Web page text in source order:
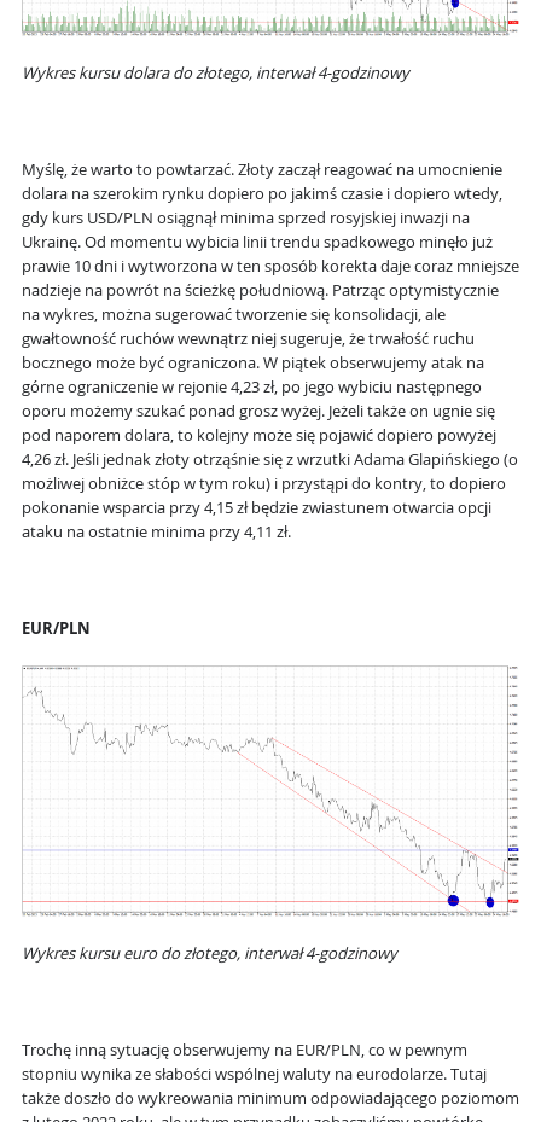
Wykres kursu dolara do złotego, interwał 4-godzinowy
Myślę, że warto to powtarzać. Złoty zaczął reagować na umocnienie
dolara na szerokim rynku dopiero po jakimś czasie i dopiero wtedy,
gdy kurs USD/PLN osiągnął minima sprzed rosyjskiej inwazji na
Ukrainę. Od momentu wybicia linii trendu spadkowego minęło już
prawie 10 dni i wytworzona w ten sposób korekta daje coraz mniejsze
nadzieje na powrót na ścieżkę południową. Patrząc optymistycznie
na wykres, można sugerować tworzenie się konsolidacji, ale
gwałtowność ruchów wewnątrz niej sugeruje, że trwałość ruchu
bocznego może być ograniczona. W piątek obserwujemy atak na
górne ograniczenie w rejonie 4,23 zł, po jego wybiciu następnego
oporu możemy szukać ponad grosz wyżej. Jeżeli także on ugnie się
pod naporem dolara, to kolejny może się pojawić dopiero powyżej
4,26 zł. Jeśli jednak złoty otrząśnie się z wrzutki Adama Glapińskiego (o
możliwej obniżce stóp w tym roku) i przystąpi do kontry, to dopiero
pokonanie wsparcia przy 4,15 zł będzie zwiastunem otwarcia opcji
ataku na ostatnie minima przy 4,11 zł.
EUR/PLN
Wykres kursu euro do złotego, interwał 4-godzinowy
Trochę inną sytuację obserwujemy na EUR/PLN, co w pewnym
stopniu wynika ze słabości wspólnej waluty na eurodolarze. Tutaj
także doszło do wykreowania minimum odpowiadającego poziomom